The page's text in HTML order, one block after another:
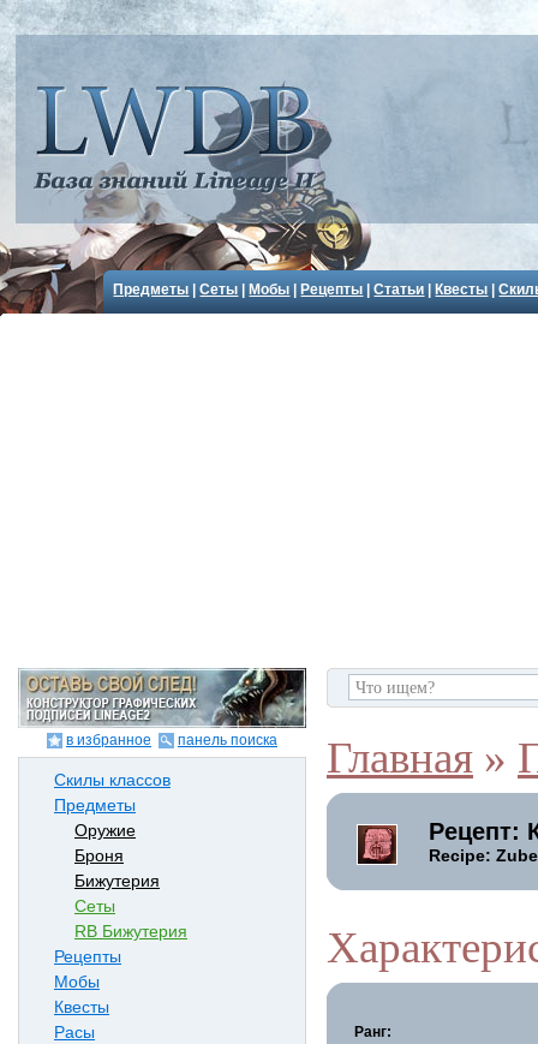
Предметы |Сеты Мобы Рецепты |Статьи Квесты |
в избранное панель поиска
Скилы классов
Предметы
Оружие
Броня
Бижутерия
Сеты
RB Бижутерия
Рецепты
Мобы
Квесты
Расы
Главная »
Рецепт:
Recipe:
Ранг: